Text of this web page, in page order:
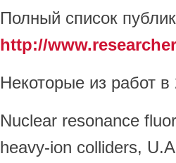
Полный список
http://
Некоторые из работ в
Nuclear resonance
heavy-ion colliders,